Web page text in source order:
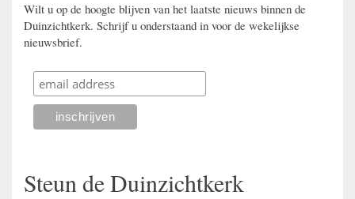
Wilt u op de hoogte blijven van het laatste nieuws binnen de
Duinzichtkerk. Schrijf u onderstaand in voor de wekelijkse
nieuwsbrief.
Steun de Duinzichtkerk